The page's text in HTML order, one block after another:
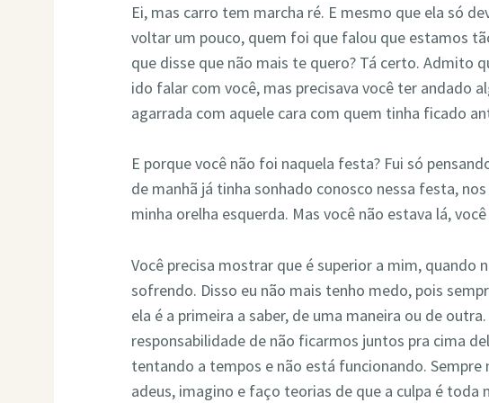
Ei, mas carro tem marcha ré. E mesmo que ela só
voltar um pouco, quem foi que falou que estamos
que disse que não mais te quero? Tá certo. Admito
ido falar com você, mas precisava você ter andado
agarrada com aquele cara com quem tinha ficado
E porque você não foi naquela festa? Fui só
de manhã já tinha sonhado conosco nessa festa,
minha orelha esquerda. Mas você não estava lá,
Você precisa mostrar que é superior a mim, quando
sofrendo. Disso eu não mais tenho medo, pois
ela é a primeira a saber, de uma maneira ou de
responsabilidade de não ficarmos juntos pra cima
tentando a tempos e não está funcionando.
adeus, imagino e faço teorias de que a culpa é toda